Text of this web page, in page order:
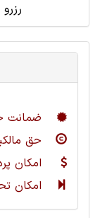
ضمانت
حق
امکان
امکان